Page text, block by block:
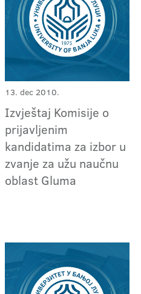
13. dec 2010.
Izvještaj Komisije o
prijavljenim
kandidatima za izbor u
zvanje za užu naučnu
oblast Gluma